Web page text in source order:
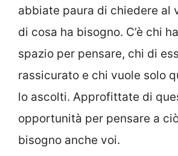
abbiate paura di chiedere al
di cosa ha bisogno. C’è chi
spazio per pensare, chi di
rassicurato e chi vuole solo
lo ascolti. Approfittate di
opportunità per pensare a
bisogno anche voi.